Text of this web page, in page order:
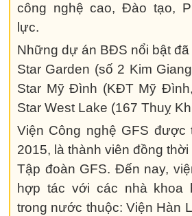
công nghệ cao, Đào tạo,
lực.
Những dự án BĐS nổi bật đã
Star Garden (số 2 Kim
Star Mỹ Đình (KĐT Mỹ
Star West Lake (167 Thuỵ
Viện Công nghệ GFS được
2015, là thành viên đồng thời
Tập đoàn GFS. Đến nay,
hợp tác với các nhà khoa
trong nước thuộc: Viện Hàn